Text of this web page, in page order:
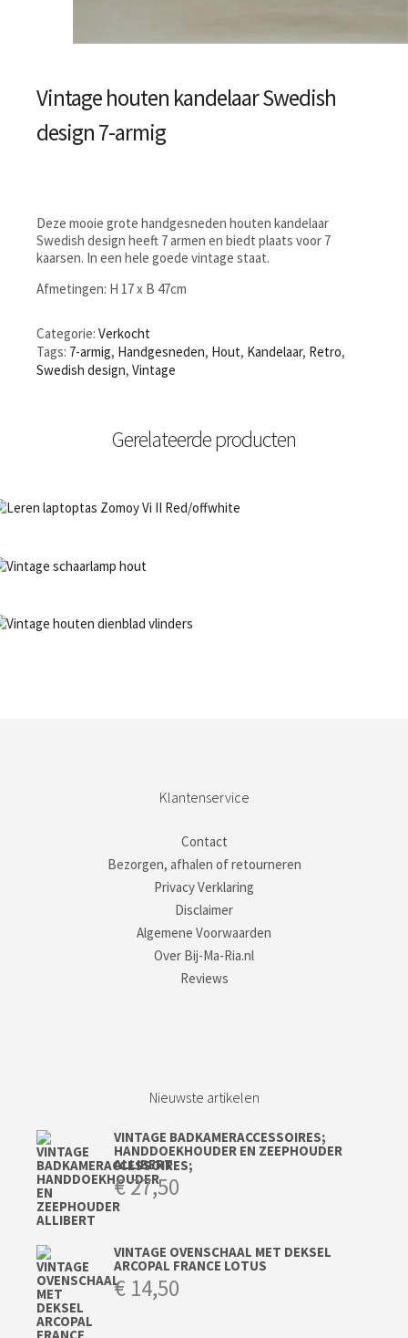
Vintage houten kandelaar Swedish
design 7-armig
Deze mooie grote handgesneden houten kandelaar
Swedish design heeft 7 armen en biedt plaats voor 7
kaarsen. In een hele goede vintage staat.
Afmetingen: H 17 x B 47cm
Categorie: Verkocht
Tags: 7-armig, Handgesneden, Hout, Kandelaar, Retro,
Swedish design, Vintage
Gerelateerde producten
Klantenservice
Contact
Bezorgen, afhalen of retourneren
Privacy Verklaring
Disclaimer
Algemene Voorwaarden
Over Bij-Ma-Ria.nl
Reviews
Nieuwste artikelen
VINTAGE BADKAMERACCESSOIRES;
HANDDOEKHOUDER EN ZEEPHOUDER
ALLIBERT
€27,50
VINTAGE OVENSCHAAL MET DEKSEL
ARCOPAL FRANCE LOTUS
€ 14,50